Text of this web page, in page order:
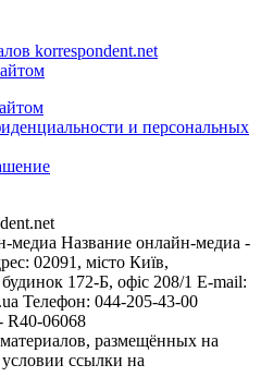
korrespondent.net
и персональных
медиа Название онлайн-медиа -
02091, місто Київ,
172-Б, офіс 208/1 E-mail:
Телефон: 044-205-43-00
R40-06068
размещённых на
условии ссылки на